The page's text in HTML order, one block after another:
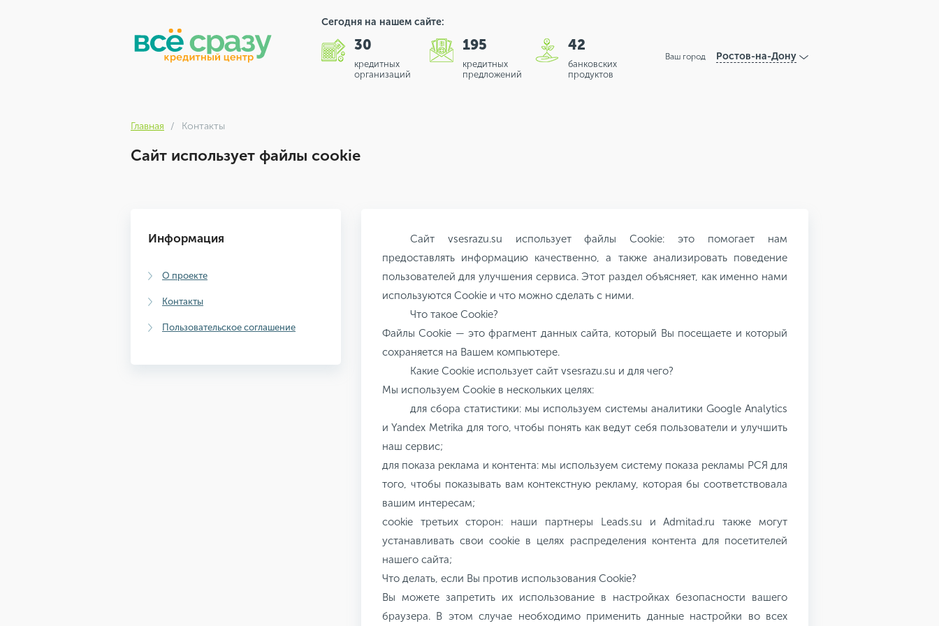
Сегодня на нашем сайте:
30
кредитных
организаций
195
кредитных
предложений
42
банковских
продуктов
Ваш город Ростов-на-Дону
Главная Контакты
Сайт использует файлы cookie
Информация
О проекте
Контакты
Пользовательское соглашение
Сайт vsesrazu.su использует файлы Cookie: это помогает нам
предоставлять информацию качественно, а также анализировать поведение
пользователей для улучшения сервиса. Этот раздел объясняет, как именно нами
используются Cookie и что можно сделать с ними.
Что такое Cookie?
Файлы Cookie — это фрагмент данных сайта, который Вы посещаете и который
сохраняется на Вашем компьютере.
Какие Cookiе использует сайт vsesrazu.su и для чего?
Мы используем Cookie в нескольких целях:
для сбора статистики: мы используем системы аналитики Google Analytics
и Yandex Metrika для того, чтобы понять как ведут себя пользователи и улучшить
наш сервис;
для показа реклама и контента: мы используем систему показа рекламы РСЯ для
того, чтобы показывать вам контекстную рекламу, которая бы соответствовала
вашим интересам;
cookie третьих сторон: наши партнеры Leads.su и Admitad.ru также могут
устанавливать свои cookie в целях распределения контента для посетителей
нашего сайта;
Что делать, если Вы против использования Cookie?
Вы можете запретить их использование в настройках безопасности вашего
браузера. В этом случае необходимо применить данные настройки во всех